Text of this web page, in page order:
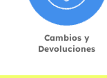
Cambios y
Devoluciones